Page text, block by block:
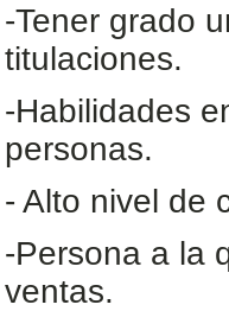
-Tener grado
titulaciones.
-Habilidades
personas.
- Alto nivel de
-Persona a la
ventas.